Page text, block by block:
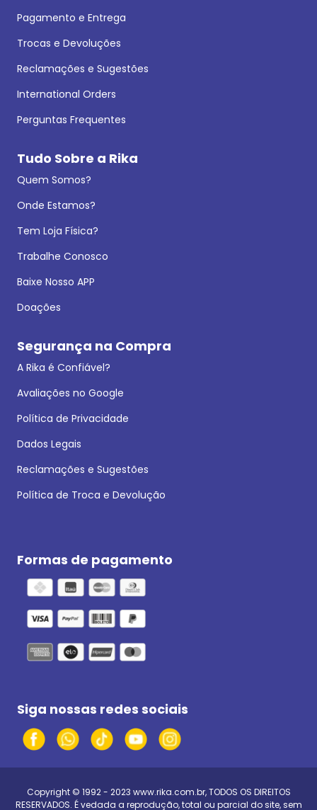
Pagamento e Entrega
Trocas e Devoluções
Reclamações e Sugestões
International Orders
Perguntas Frequentes
Tudo Sobre a Rika
Quem Somos?
Onde Estamos?
Tem Loja Física?
Trabalhe Conosco
Baixe Nosso APP
Doações
Segurança na Compra
A Rika é Confiável?
Avaliações no Google
Política de Privacidade
Dados Legais
Reclamações e Sugestões
Política de Troca e Devolução
Formas de pagamento
Siga nossas redes sociais
Copyright © 1992 - 2023 www.rika.com.br, TODOS OS DIREITOS
RESERVADOS. É vedada a reprodução, total ou parcial do site, sem